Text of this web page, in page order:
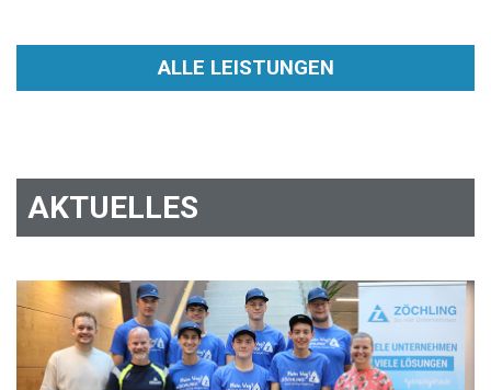
ALLE LEISTUNGEN
AKTUELLES